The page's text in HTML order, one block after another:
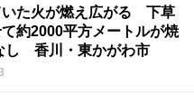
いた火が燃え広がる 下草
約2000平方メートルが焼
し 香川・東かがわ市